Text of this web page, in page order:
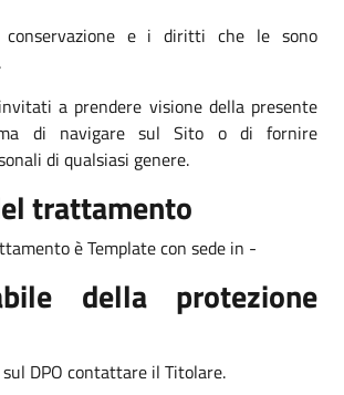
e i diritti che le sono
a prendere visione della presente
di navigare sul Sito o di fornire
di qualsiasi genere.
trattamento
è Template con sede in -
della protezione
DPO contattare il Titolare.